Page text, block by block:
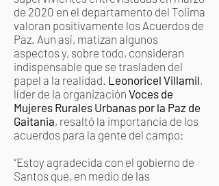
de 2020 en el departamento del Tolima
valoran positivamente los Acuerdos de
Paz. Aun así, matizan algunos
aspectos y, sobre todo, consideran
indispensable que se trasladen del
papel a la realidad. Leonoricel Villamil,
líder de la organización Voces de
Mujeres Rurales Urbanas por la Paz de
Gaitania, resaltó la importancia de los
acuerdos para la gente del campo:
“Estoy agradecida con el gobierno de
Santos que, en medio de las